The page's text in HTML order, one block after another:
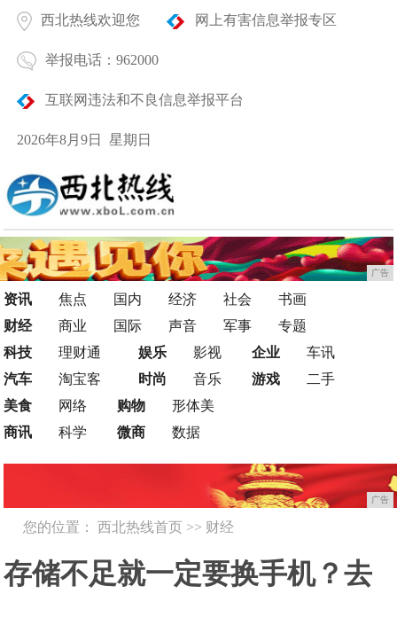
西北热线欢迎您 网上有害信息举报专区
举报电话：962000
互联网违法和不良信息举报平台
2026年8月9日 星期日
广告
资讯 焦点 国内 经济 社会
书画
财经
商业 国际 声音 军事
专题
科技
理财通
汽车
淘宝客
娱乐
影视
时尚
音乐
企业
车讯
游戏
二手
美食
网络
商讯
科学
购物
形体美
微商
数据
广告
您的位置：西北热线首页 >> 财经
存储不足就一定要换手机？去